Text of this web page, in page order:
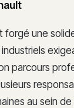
forgé une
parcours
au sein